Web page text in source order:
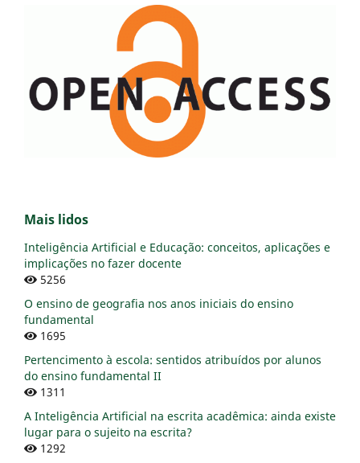
Mais lidos
Inteligência Artificial e Educação: conceitos, aplicações e
implicações no fazer docente
5256
O ensino de geografia nos anos iniciais do ensino
fundamental
1695
Pertencimento à escola: sentidos atribuídos por alunos
do ensino fundamental II
1311
A Inteligência Artificial na escrita acadêmica: ainda existe
lugar para o sujeito na escrita?
1292